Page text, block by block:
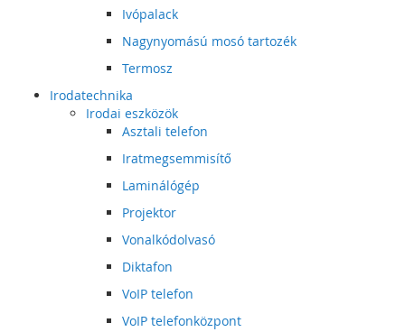
Ivópalack
Nagynyomású mosó tartozék
Termosz
Irodatechnika
Irodai eszközök
Asztali telefon
Iratmegsemmisítő
Laminálógép
Projektor
Vonalkódolvasó
Diktafon
VoIP telefon
VoIP telefonközpont